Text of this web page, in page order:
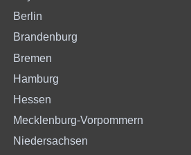
Berlin
Brandenburg
Bremen
Hamburg
Hessen
Mecklenburg-Vorpommern
Niedersachsen